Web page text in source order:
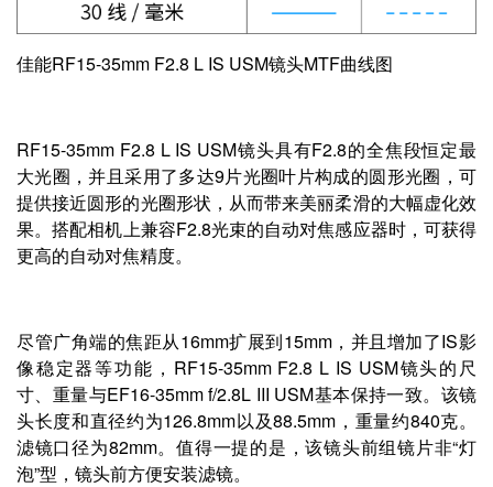
佳能RF15-35mm F2.8 L IS USM镜头MTF曲线图
RF15-35mm F2.8 L IS USM镜头具有F2.8的全焦段恒定最
大光圈，并且采用了多达9片光圈叶片构成的圆形光圈，可
提供接近圆形的光圈形状，从而带来美丽柔滑的大幅虚化效
果。搭配相机上兼容F2.8光束的自动对焦感应器时，可获得
更高的自动对焦精度。
尽管广角端的焦距从16mm扩展到15mm，并且增加了IS影
像稳定器等功能，RF15-35mm F2.8 L IS USM镜头的尺
寸、重量与EF16-35mm f/2.8L III USM基本保持一致。该镜
头长度和直径约为126.8mm以及88.5mm，重量约840克。
滤镜口径为82mm。值得一提的是，该镜头前组镜片非“灯
泡”型，镜头前方便安装滤镜。